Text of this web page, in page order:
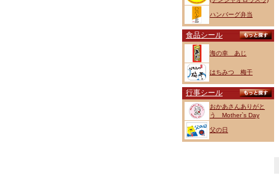
ハンバーグ弁当
食品シール
海の幸 あじ
はちみつ 梅干
行事シール
おかあさんありがと
う Mother`s Day
父の日